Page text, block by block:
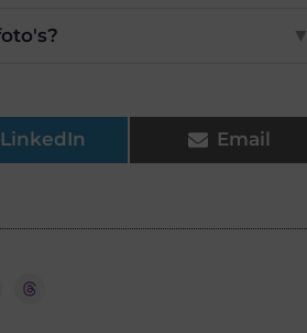
▼
LinkedIn Email